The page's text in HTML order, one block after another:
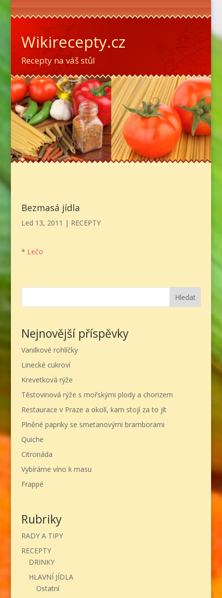
Wikirecepty.cz
Recepty na váš stůl
Bezmasá jídla
Led 13, 2011 | RECEPTY
* Lečo
Hledat
Nejnovější příspěvky
Vanilkové rohlíčky
Linecké cukroví
Krevetková rýže
Těstovinová rýže s mořskými plody a chorizem
Restaurace v Praze a okolí, kam stojí za to jít
Plněné papriky se smetanovými bramborami
Quiche
Citronáda
Vybíráme víno k masu
Frappé
Rubriky
RADY A TIPY
RECEPTY
DRINKY
HLAVNÍ JÍDLA
Ostatní